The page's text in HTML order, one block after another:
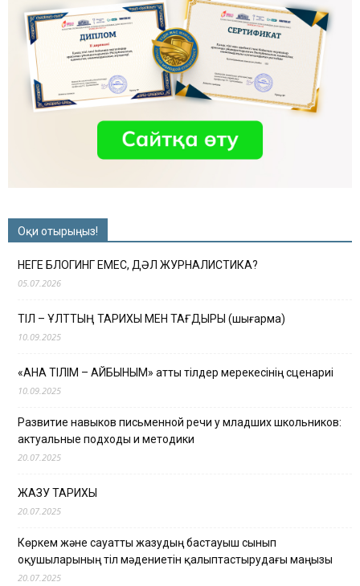
Оқи отырыңыз!
НЕГЕ БЛОГИНГ ЕМЕС, ДӘЛ ЖУРНАЛИСТИКА?
05.07.2026
ТІЛ – ҰЛТТЫҢ ТАРИХЫ МЕН ТАҒДЫРЫ (шығарма)
10.09.2025
«АНА ТІЛІМ – АЙБЫНЫМ» атты тілдер мерекесінің сценариі
10.09.2025
Развитие навыков письменной речи у младших школьников:
актуальные подходы и методики
20.07.2025
ЖАЗУ ТАРИХЫ
20.07.2025
Көркем және сауатты жазудың бастауыш сынып
оқушыларының тіл мәдениетін қалыптастырудағы маңызы
20.07.2025